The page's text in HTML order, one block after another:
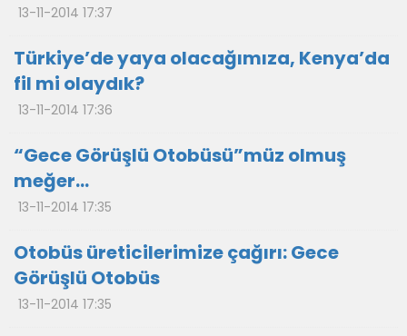
13-11-2014 17:37
Türkiye’de yaya olacağımıza, Kenya’da
fil mi olaydık?
13-11-2014 17:36
“Gece Görüşlü Otobüsü”müz olmuş
meğer…
13-11-2014 17:35
Otobüs üreticilerimize çağırı: Gece
Görüşlü Otobüs
13-11-2014 17:35